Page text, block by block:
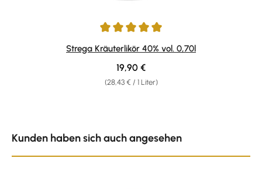
Durchschnittliche Bewertung von 5 von 5 Sternen
Strega Kräuterlikör 40% vol. 0,70l
(28,43 € / 1 Liter)
Regulärer Preis:
19,90 €
Kunden haben sich auch angesehen